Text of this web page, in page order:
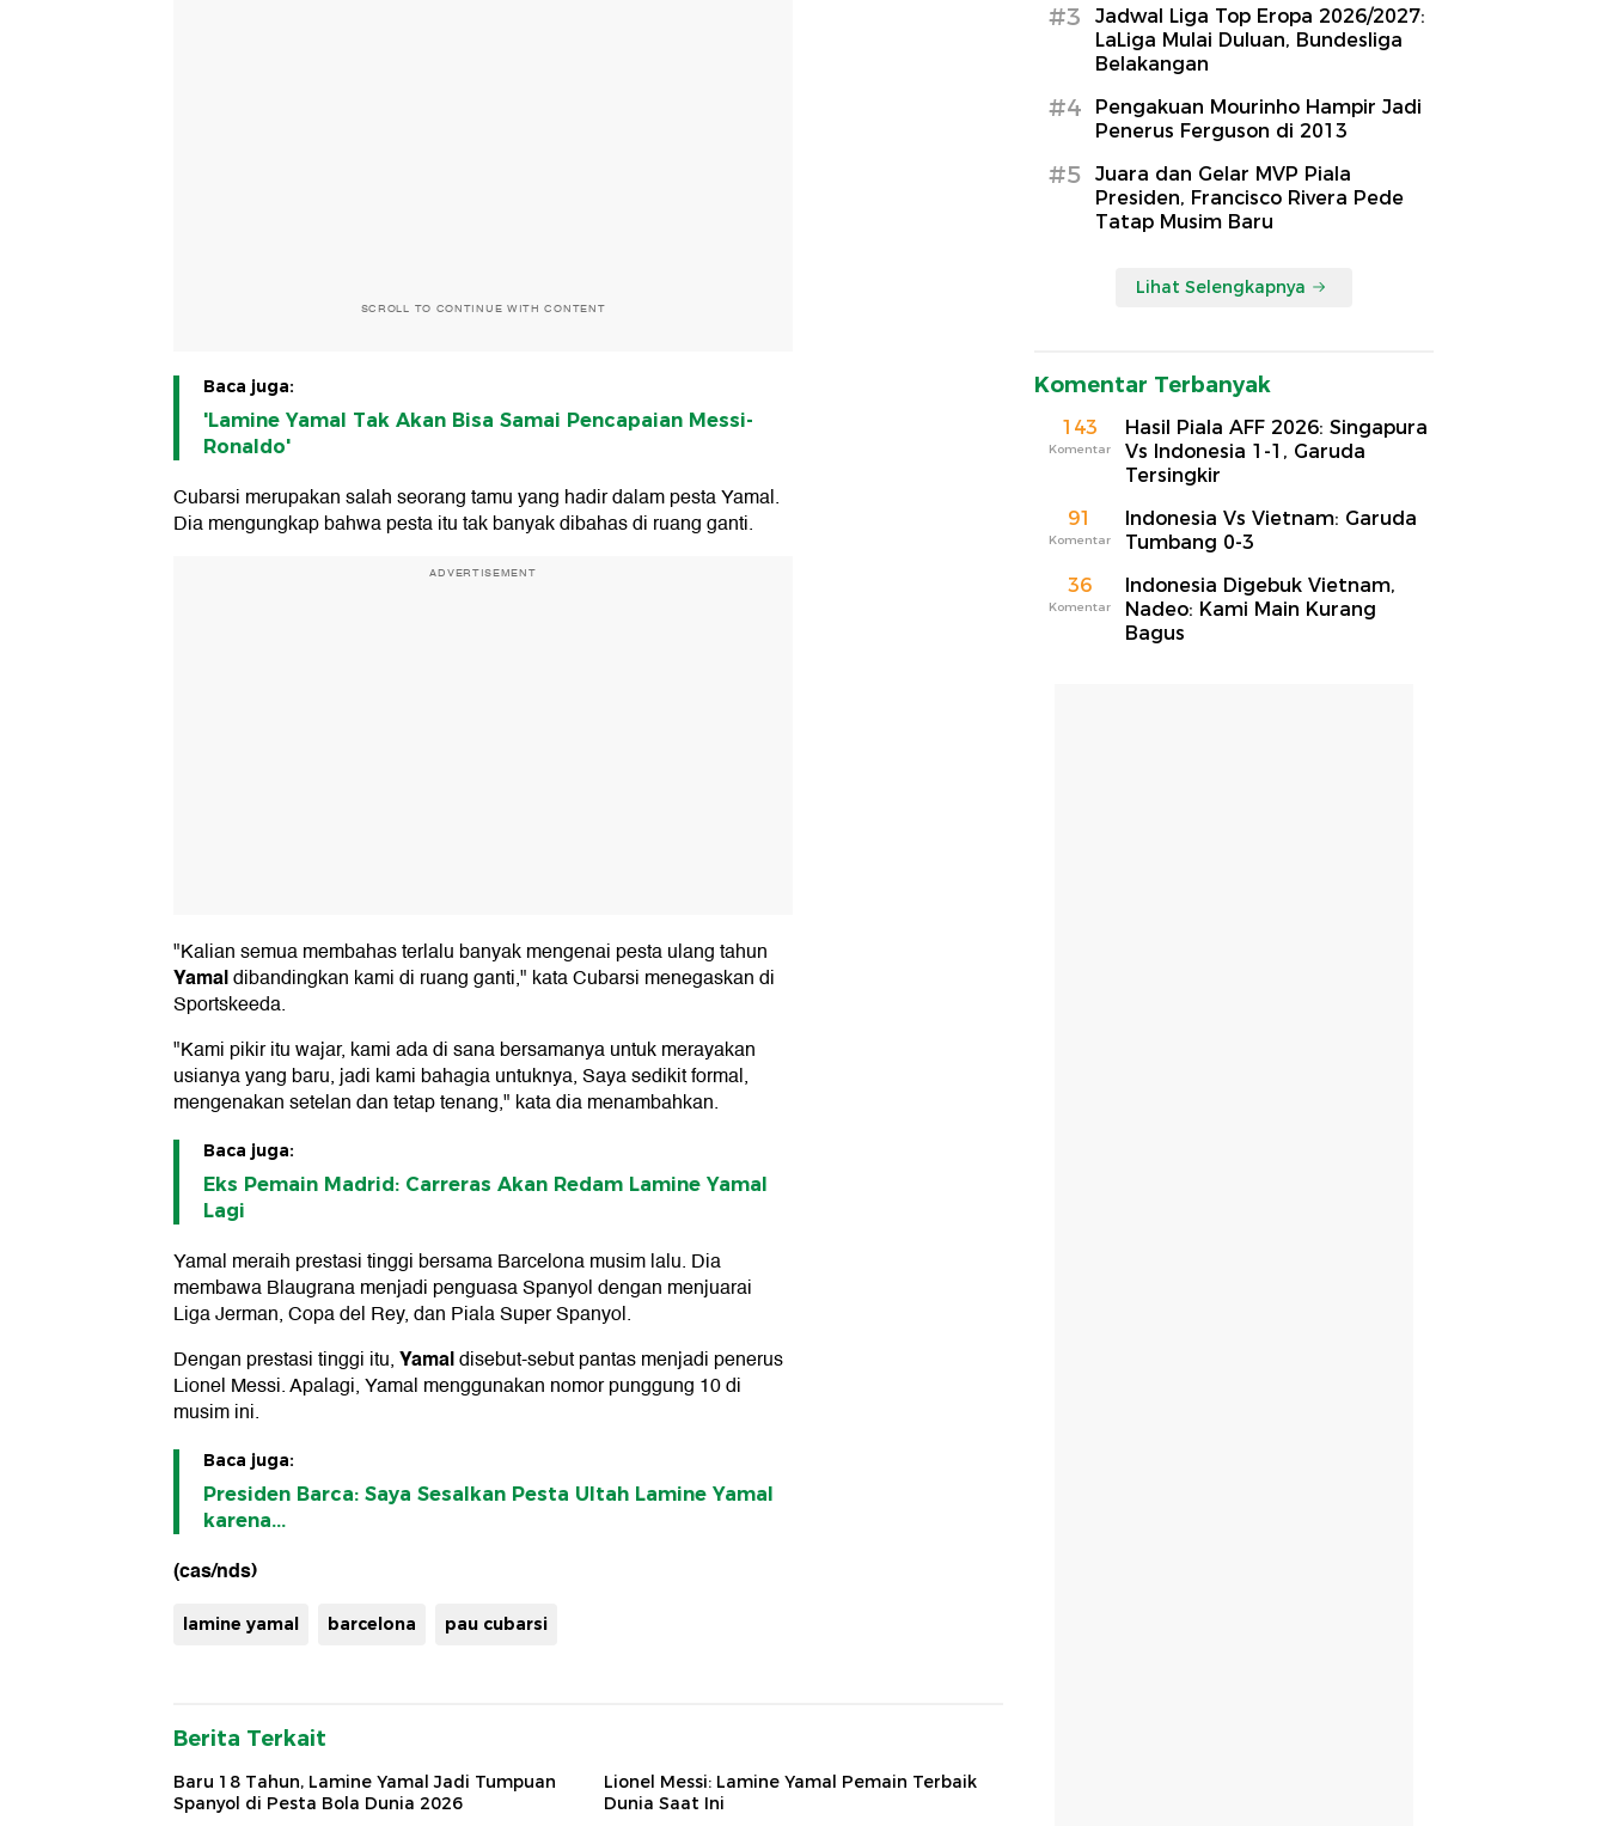
SCROLL TO CONTINUE WITH CONTENT
Baca juga:
'Lamine Yamal Tak Akan Bisa Samai Pencapaian Messi-
Ronaldo'
Cubarsi merupakan salah seorang tamu yang hadir dalam pesta Yamal.
Dia mengungkap bahwa pesta itu tak banyak dibahas di ruang ganti.
ADVERTISEMENT
"Kalian semua membahas terlalu banyak mengenai pesta ulang tahun
Yamaldibandingkan kami di ruang ganti," kata Cubarsi menegaskan di
Sportskeeda.
"Kami pikir itu wajar, kami ada di sana bersamanya untuk merayakan
usianya yang baru, jadi kami bahagia untuknya, Saya sedikit formal,
mengenakan setelan dan tetap tenang," kata dia menambahkan.
Baca juga:
Eks Pemain Madrid: Carreras Akan Redam Lamine Yamal
Lagi
Yamal meraih prestasi tinggi bersama Barcelona musim lalu. Dia
membawa Blaugrana menjadi penguasa Spanyol dengan menjuarai
Liga Jerman, Copa del Rey, dan Piala Super Spanyol.
Dengan prestasi tinggi itu,Yamaldisebut-sebut pantas menjadi penerus
Lionel Messi. Apalagi, Yamal menggunakan nomor punggung 10 di
musim ini.
Baca juga:
Presiden Barca: Saya Sesalkan Pesta Ultah Lamine Yamal
karena...
(cas/nds)
lamine yamal barcelona pau cubarsi
Berita Terkait
Baru 18 Tahun, Lamine Yamal Jadi Tumpuan
Spanyol di Pesta Bola Dunia 2026
Lionel Messi: Lamine Yamal Pemain Terbaik
Dunia Saat Ini
#3
Jadwal Liga Top Eropa 2026/2027:
LaLiga Mulai Duluan, Bundesliga
Belakangan
#4
Pengakuan Mourinho Hampir Jadi
Penerus Ferguson di 2013
#5
Juara dan Gelar MVP Piala
Presiden, Francisco Rivera Pede
Tatap Musim Baru
Lihat Selengkapnya
Komentar Terbanyak
143
Komentar
Hasil Piala AFF 2026: Singapura
Vs Indonesia 1-1, Garuda
Tersingkir
91
Komentar
Indonesia Vs Vietnam: Garuda
Tumbang 0-3
36
Komentar
Indonesia Digebuk Vietnam,
Nadeo: Kami Main Kurang
Bagus